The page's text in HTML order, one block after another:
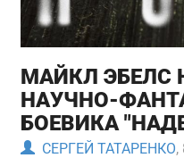
МАЙКЛ ЭБЕЛС
НАУЧНО-
БОЕВИКА
СЕРГЕЙ ТАТАРЕНКО,